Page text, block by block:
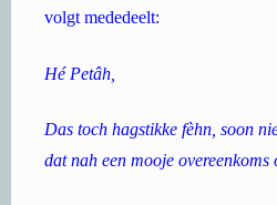
volgt mededeelt:
Hé Petâh,
Das toch hagstikke fèhn, soon
dat nah een mooje